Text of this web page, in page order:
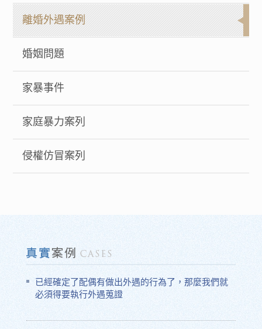
離婚外遇案例
婚姻問題
家暴事件
家庭暴力案列
侵權仿冒案列
已經確定了配偶有做出外遇的行為了，那麼我們就
必須得要執行外遇蒐證